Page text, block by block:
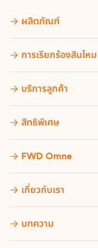
ผลิตภัณฑ์
การเรียกร้องสินไหม
บริการลูกค้า
สิทธิพิเศษ
FWD Omne
เกี่ยวกับเรา
บทความ